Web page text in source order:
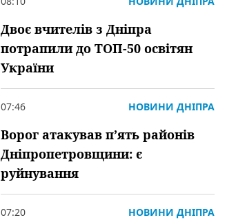
Двоє вчителів з Дніпра
потрапили до ТОП-50 освітян
України
07:46 НОВИНИ ДНІПРА
Ворог атакував пʼять районів
Дніпропетровщини: є
руйнування
07:20 НОВИНИ ДНІПРА